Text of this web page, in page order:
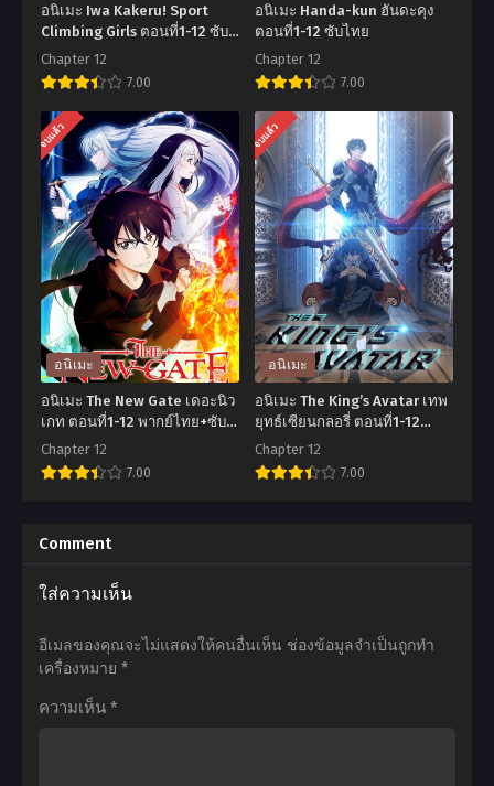
อนิเมะ Iwa Kakeru! Sport
Climbing Girls ตอนที่1-12 ซับ
ไทย
Chapter 12
7.00
อ
นิ
เมะ
Iwa
Kakeru!
Sport
Climbing
Girls
ตอน
ที่1-
12
ซับ
ไทย
อนิเมะ Handa-kun ฮันดะคุง
ตอนที่1-12 ซับไทย
Chapter 12
7.00
อ
นิ
เมะ
Handa-
kun
ฮัน
ดะ
คุง
ตอน
ที่1-
12
ซับ
ไทย
จบแล้ว
อนิเมะ
อนิเมะ The New Gate เดอะนิว
เกท ตอนที่1-12 พากย์ไทย+ซับ
ไทย
Chapter 12
7.00
นิ
เมะ
The
Gate
นิ
จบแล้ว
อนิเมะ
อนิเมะ The King’s Avatar เทพ
ยุทธ์เซียนกลอรี่ ตอนที่1-12
พากย์ไทย
Chapter 12
7.00
เมะ
King’s
Comment
ใส่ความเห็น
อีเมลของคุณจะไม่แสดงให้คนอื่นเห็น ช่องข้อมูลจำเป็นถูกทำ
เครื่องหมาย *
ความเห็น *